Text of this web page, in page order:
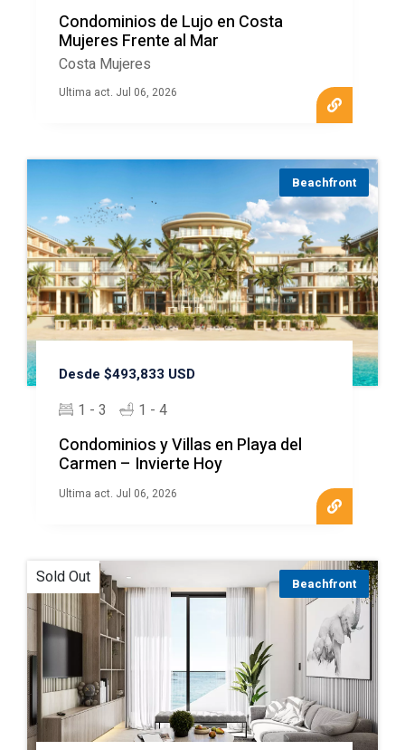
Condominios de Lujo en Costa
Mujeres Frente al Mar
Costa Mujeres
Ultima act. Jul 06, 2026
Beachfront
Desde $493,833 USD
1 - 3 1 - 4
Condominios y Villas en Playa del
Carmen – Invierte Hoy
Ultima act. Jul 06, 2026
Sold Out Beachfront